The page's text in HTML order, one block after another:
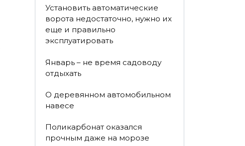
Установить автоматические
ворота недостаточно, нужно их
еще и правильно
эксплуатировать
Январь – не время садоводу
отдыхать
О деревянном автомобильном
навесе
Поликарбонат оказался
прочным даже на морозе